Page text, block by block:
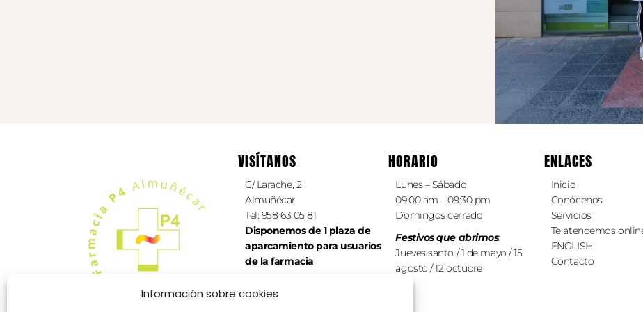
Información sobre cookies
VISÍTANOS
C/ Larache, 2
Almuñécar
Tel: 958 63 05 81
Disponemos de 1 plaza de
aparcamiento para usuarios
de la farmacia
HORARIO
Lunes – Sábado
09:00 am – 09:30 pm
Domingos cerrado
Festivos que abrimos:
Jueves santo / 1 de mayo / 15
agosto / 12 octubre
ENLACES
Inicio
Conócenos
Servicios
Te atendemos
ENGLISH
Contacto